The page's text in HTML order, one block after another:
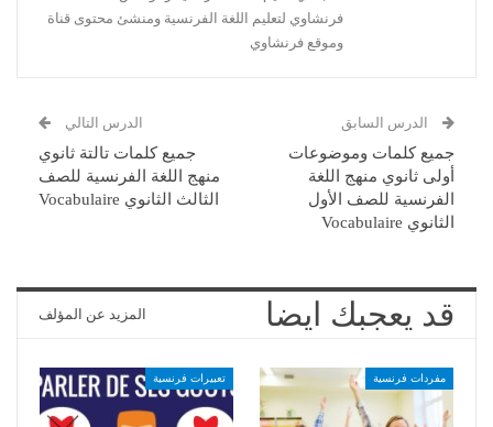
فرنشاوي لتعليم اللغة الفرنسية ومنشئ محتوى قناة
وموقع فرنشاوي
الدرس السابق
جميع كلمات وموضوعات
أولى ثانوي منهج اللغة
الفرنسية للصف الأول
الثانوي Vocabulaire
الدرس التالي
جميع كلمات تالتة ثانوي
منهج اللغة الفرنسية للصف
الثالث الثانوي Vocabulaire
قد يعجبك ايضا المزيد عن المؤلف
مفردات فرنسية تعبيرات فرنسية